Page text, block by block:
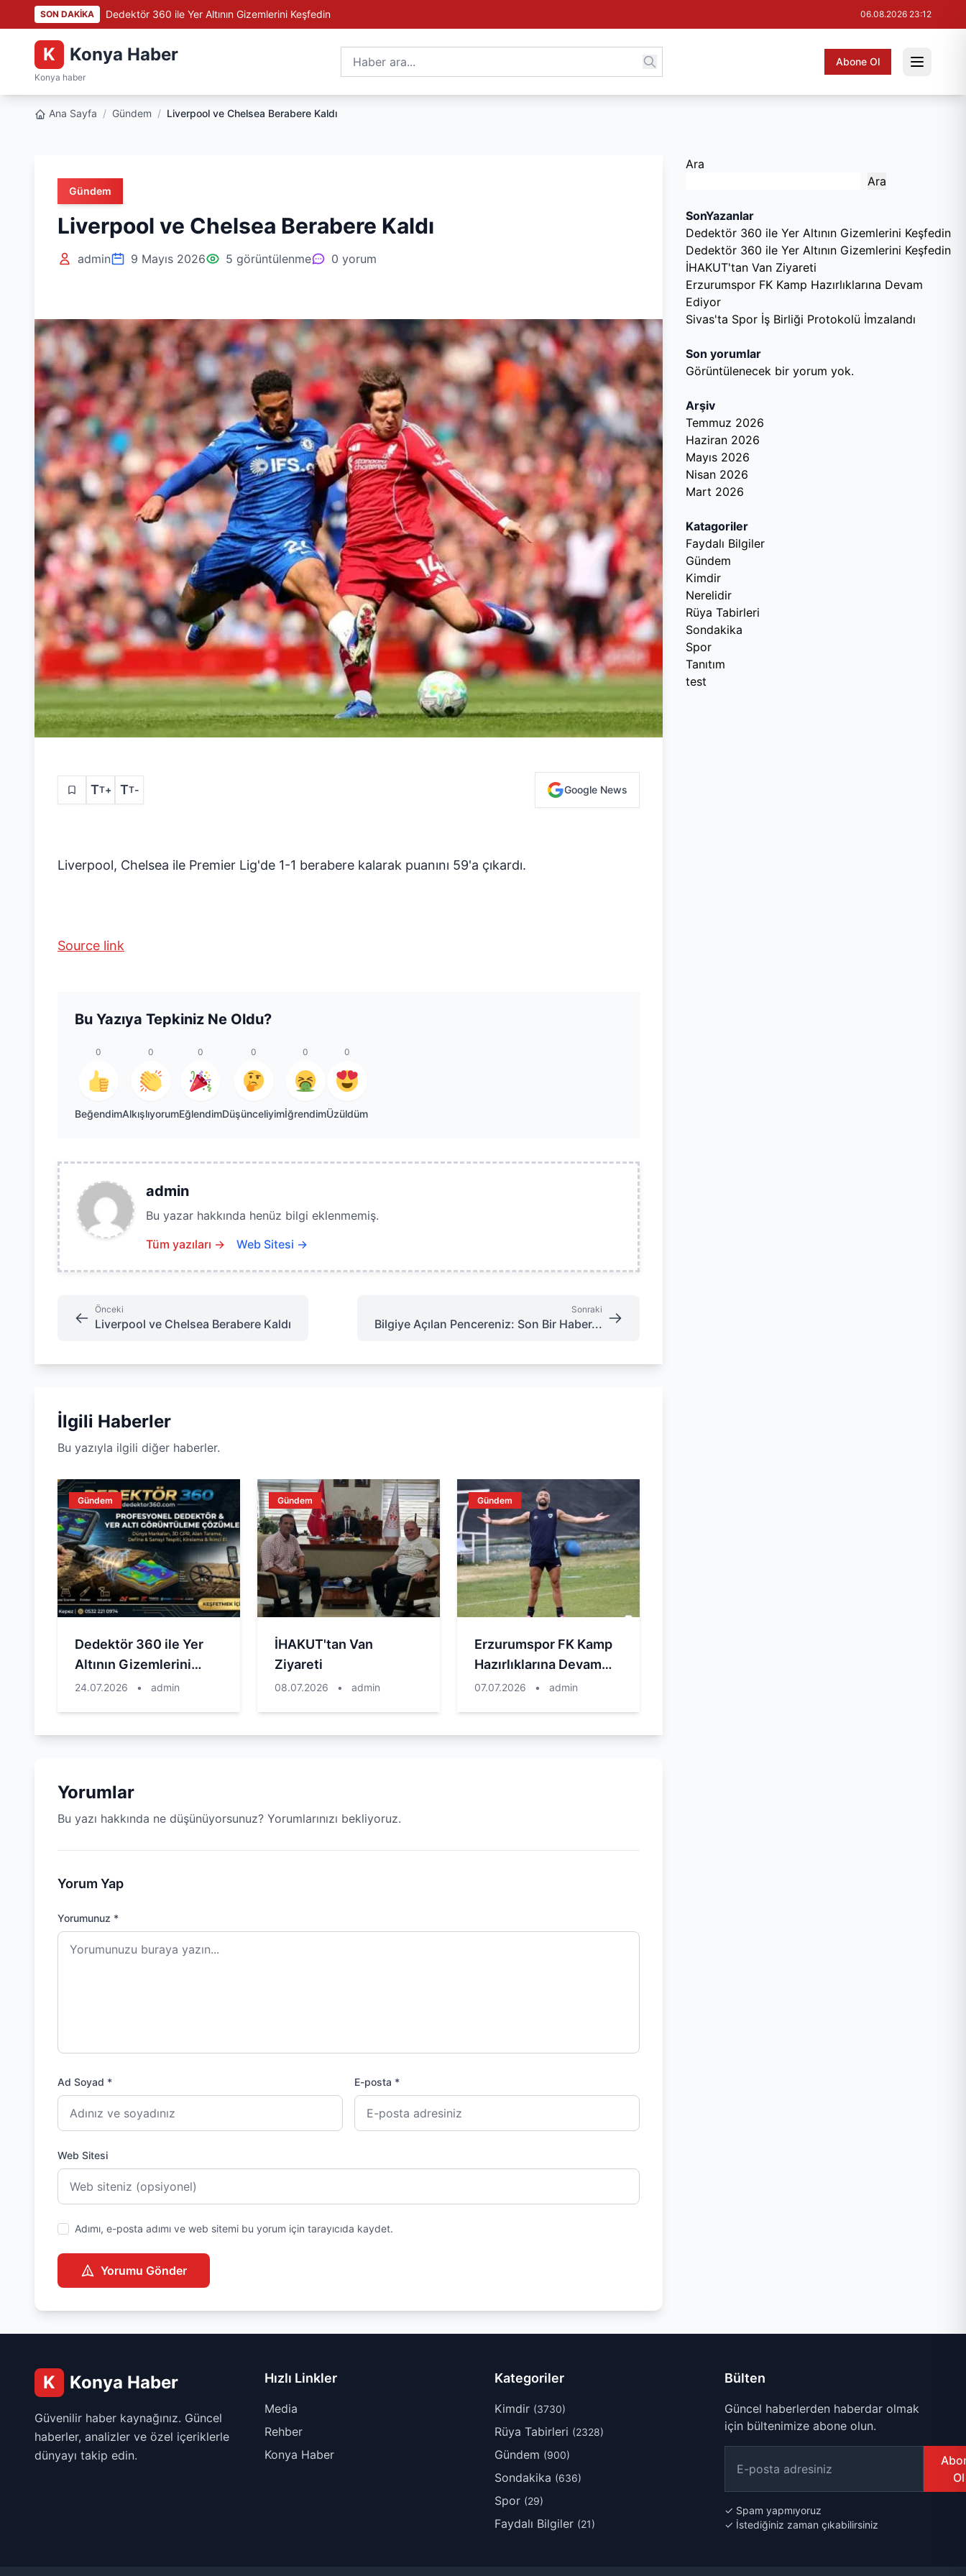
SON DAKİKA Dedektör 360 ile Yer Altının Gizemlerini Keşfedin 06.08.2026 23:12
K Konya Haber
Konya haber
Abone Ol
Ana Sayfa / Gündem / Liverpool ve Chelsea Berabere Kaldı
Gündem
Liverpool ve Chelsea Berabere Kaldı
admin 9 Mayıs 2026 5 görüntülenme 0 yorum
TT+ TT- Google News
Liverpool, Chelsea ile Premier Lig'de 1-1 berabere kalarak puanını 59'a çıkardı.
Source link
Bu Yazıya Tepkiniz Ne Oldu?
0
Beğendim
0
Alkışlıyorum
0
Eğlendim
0
Düşünceliyim
0
İğrendim
0
Üzüldüm
admin
Bu yazar hakkında henüz bilgi eklenmemiş.
Tüm yazıları →
Web Sitesi →
Önceki
Liverpool ve Chelsea Berabere Kaldı
Sonraki
Bilgiye Açılan Pencereniz: Son Bir Haber...
İlgili Haberler
Bu yazıyla ilgili diğer haberler.
Gündem
Dedektör 360 ile Yer
Altının Gizemlerini
Keşfedin
24.07.2026 • admin
Gündem
İHAKUT'tan Van
Ziyareti
08.07.2026 • admin
Gündem
Erzurumspor FK Kamp
Hazırlıklarına Devam
Ediyor
07.07.2026 • admin
Yorumlar
Bu yazı hakkında ne düşünüyorsunuz? Yorumlarınızı bekliyoruz.
Yorum Yap
Yorumunuz *
Ad Soyad * E-posta *
Web Sitesi
Adımı, e-posta adımı ve web sitemi bu yorum için tarayıcıda kaydet.
Yorumu Gönder
Ara
Ara
SonYazanlar
Dedektör 360 ile Yer Altının Gizemlerini Keşfedin
Dedektör 360 ile Yer Altının Gizemlerini Keşfedin
İHAKUT'tan Van Ziyareti
Erzurumspor FK Kamp Hazırlıklarına Devam
Ediyor
Sivas'ta Spor İş Birliği Protokolü İmzalandı
Son yorumlar
Görüntülenecek bir yorum yok.
Arşiv
Temmuz 2026
Haziran 2026
Mayıs 2026
Nisan 2026
Mart 2026
Katagoriler
Faydalı Bilgiler
Gündem
Kimdir
Nerelidir
Rüya Tabirleri
Sondakika
Spor
Tanıtım
test
K Konya Haber
Güvenilir haber kaynağınız. Güncel
haberler, analizler ve özel içeriklerle
dünyayı takip edin.
Hızlı Linkler
Media
Rehber
Konya Haber
Kategoriler
Kimdir (3730)
Rüya Tabirleri (2328)
Gündem (900)
Sondakika (636)
Spor (29)
Faydalı Bilgiler (21)
Bülten
Güncel haberlerden haberdar olmak
için bültenimize abone olun.
Ol
✓ Spam yapmıyoruz
✓ İstediğiniz zaman çıkabilirsiniz